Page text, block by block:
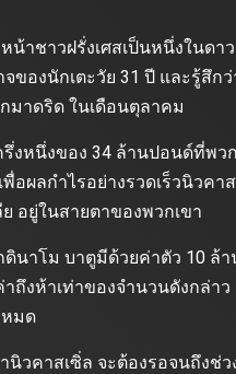
น้าชาวฝรั่งเศสเป็นหนึ่งในด
ของนักเตะวัย 31 ปี และรู้สึก
มาดริด ในเดือนตุลาคม
งหนึ่งของ 34 ล้านปอนด์ที่พ
ผลกำไรอย่างรวดเร็วนิวคา
อยู่ในสายตาของพวกเขา
นาโม บาตูมีด้วยค่าตัว 10 ล้
งห้าเท่าของจำนวนดังกล่าว
หมด
คาสเซิ่ล จะต้องรอจนถึงช่ว